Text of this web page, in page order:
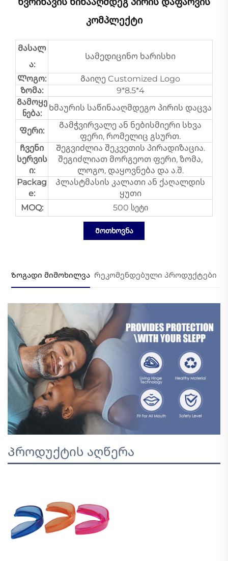
Კომპლექტი
Მასალ
ა:
Სამედიცინო ხარისხი
Ლოგო:
Გაიღე Customized Logo
Ზომა:
9*8.5*4
Გამოყე
ნება:
Ხმაურის საწინააღმდეგო პირის დაცვა
Ფერი:
Გამჭვირვალე ან ნებისმიერი სხვა
ფერი, რომელიც გსურთ.
Ჩვენი
სერვის
ი:
Შეგვიძლია შეკვეთის პირადიზაცია.
შეგიძლიათ მორგეოთ ფერი, ზომა,
ლოგო, დაყოვნება და ა.შ.
Packag
e:
Პლასტმასის კალათი ან ქაღალდის
ყუთი
MOQ:
500 სეტი
Მოთხოვნა
Ზოგადი მიმოხილვა Რეკომენდებული პროდუქტები
Პროდუქტის აღწერა